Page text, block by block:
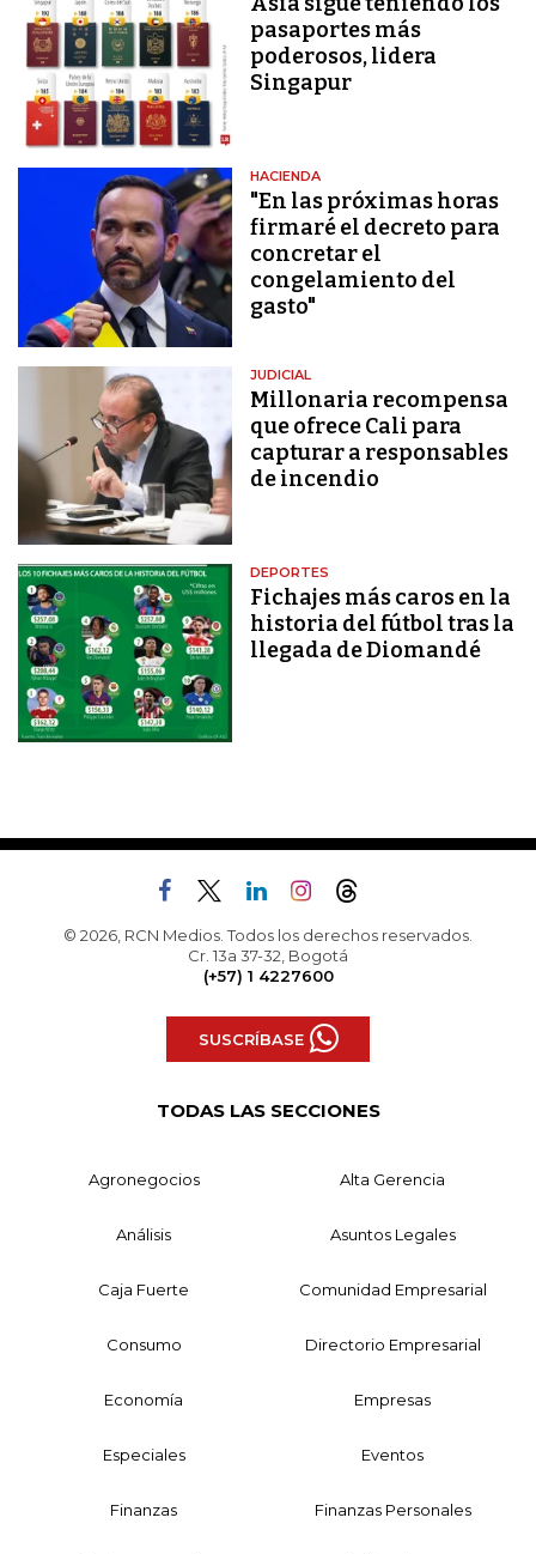
pasaportes más
poderosos, lidera
Singapur
HACIENDA
"En las próximas horas
firmaré el decreto para
concretar el
congelamiento del
gasto"
JUDICIAL
Millonaria recompensa
que ofrece Cali para
capturar a responsables
de incendio
DEPORTES
Fichajes más caros en la
historia del fútbol tras la
llegada de Diomandé
© 2026, RCN Medios. Todos los derechos reservados.
Cr. 13a 37-32, Bogotá
(+57) 1 4227600
SUSCRÍBASE
TODAS LAS SECCIONES
Agronegocios Alta Gerencia
Análisis Asuntos Legales
Caja Fuerte Comunidad Empresarial
Consumo Directorio Empresarial
Economía Empresas
Especiales Eventos
Finanzas Finanzas Personales